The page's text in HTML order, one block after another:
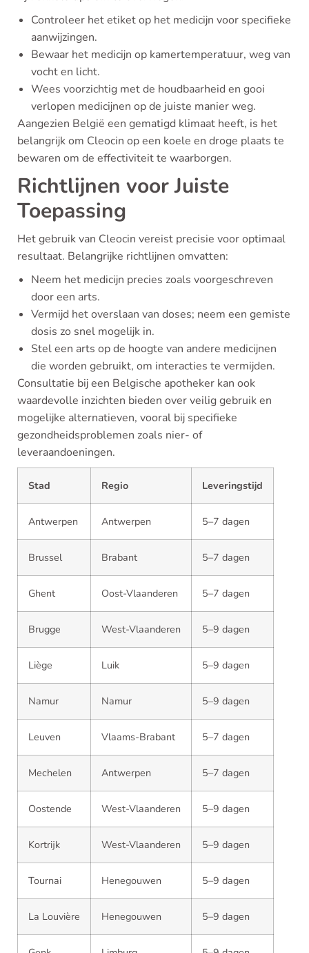
Controleer het etiket op het medicijn voor specifieke
aanwijzingen.
Bewaar het medicijn op kamertemperatuur, weg van
vocht en licht.
Wees voorzichtig met de houdbaarheid en gooi
verlopen medicijnen op de juiste manier weg.
Aangezien België een gematigd klimaat heeft, is het
belangrijk om Cleocin op een koele en droge plaats te
bewaren om de effectiviteit te waarborgen.
Richtlijnen voor Juiste
Toepassing
Het gebruik van Cleocin vereist precisie voor optimaal
resultaat. Belangrijke richtlijnen omvatten:
Neem het medicijn precies zoals voorgeschreven
door een arts.
Vermijd het overslaan van doses; neem een gemiste
dosis zo snel mogelijk in.
Stel een arts op de hoogte van andere medicijnen
die worden gebruikt, om interacties te vermijden.
Consultatie bij een Belgische apotheker kan ook
waardevolle inzichten bieden over veilig gebruik en
mogelijke alternatieven, vooral bij specifieke
gezondheidsproblemen zoals nier- of
leveraandoeningen.
Stad Regio Leveringstijd
Antwerpen Antwerpen 5–7 dagen
Brussel Brabant 5–7 dagen
Ghent Oost-Vlaanderen 5–7 dagen
Brugge West-Vlaanderen 5–9 dagen
Liège Luik 5–9 dagen
Namur Namur 5–9 dagen
Leuven Vlaams-Brabant 5–7 dagen
Mechelen Antwerpen 5–7 dagen
Oostende West-Vlaanderen 5–9 dagen
Kortrijk West-Vlaanderen 5–9 dagen
Tournai Henegouwen 5–9 dagen
La Louvière Henegouwen 5–9 dagen